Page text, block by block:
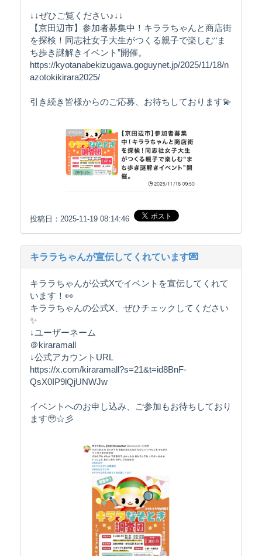
↓↓ぜひご覧ください♪↓↓
【京田辺市】参加者募集中！キララちゃんと商店街
を探検！同志社女子大生がつくる親子で楽しむ“ま
ち歩き謎解きイベント”開催。
https://kyotanabekizugawa.goguynet.jp/2025/11/18/n
azotokikirara2025/
引き続き皆様からのご応募、お待ちしております💫
投稿日：2025-11-19 08:14:46
キララちゃんが宣伝してくれています💌
キララちゃんが公式Xでイベントを宣伝してくれて
います！👀
キララちゃんの公式X、ぜひチェックしてください
✨
↓ユーザーネーム
＠kiraramall
↓公式アカウントURL
https://x.com/kiraramall?s=21&t=id8BnF-
QsX0IP9lQjUNWJw
イベントへのお申し込み、ご参加もお待ちしており
ます🥹☆彡